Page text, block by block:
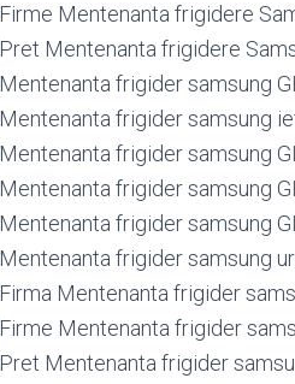
Firme Mentenanta frigidere
Pret Mentenanta frigidere
Mentenanta frigider samsung
Mentenanta frigider samsung
Mentenanta frigider samsung
Mentenanta frigider samsung
Mentenanta frigider samsung
Mentenanta frigider samsung
Firma Mentenanta frigider
Firme Mentenanta frigider
Pret Mentenanta frigider